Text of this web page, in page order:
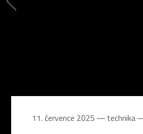
11. července 2025 ― technika